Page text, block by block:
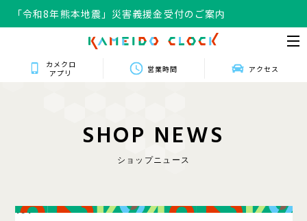
「令和8年熊本地震」災害義援金受付のご案内
カメクロ
アプリ
営業時間 アクセス
SHOP NEWS
ショップニュース
101